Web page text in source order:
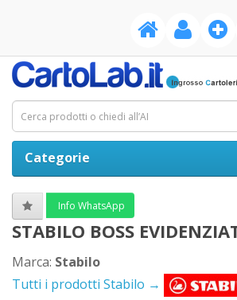
Categorie
Info WhatsApp
STABILO BOSS
Marca: Stabilo
Tutti i prodotti Stabilo →